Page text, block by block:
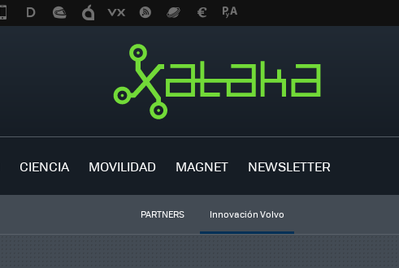
CIENCIA MOVILIDAD MAGNET NEWSLETTER
PARTNERS Innovación Volvo